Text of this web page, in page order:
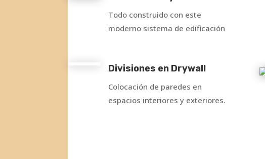
Todo construido con este
moderno sistema de edificación
Divisiones en Drywall
Colocación de paredes en
espacios interiores y exteriores.